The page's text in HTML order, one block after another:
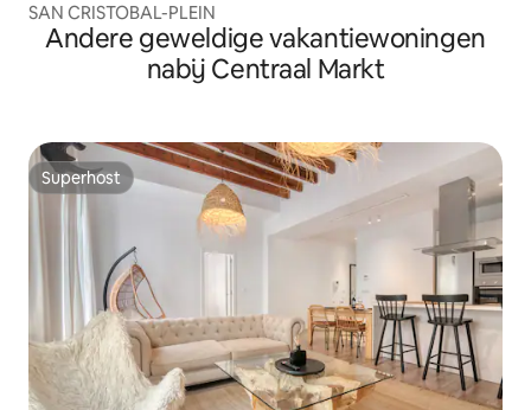
SAN CRISTOBAL-PLEIN
Andere geweldige vakantiewoningen
nabij Centraal Markt
Superhost
Superhost